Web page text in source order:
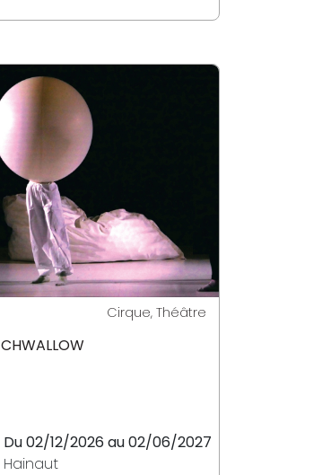
Cirque, Théâtre
CHWALLOW
Du 02/12/2026 au 02/06/2027
Hainaut